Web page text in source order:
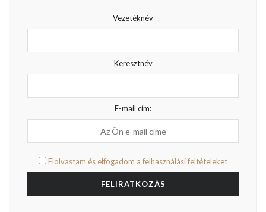
Vezetéknév
Keresztnév
E-mail cím:
Elolvastam és elfogadom a felhasználási feltételeket